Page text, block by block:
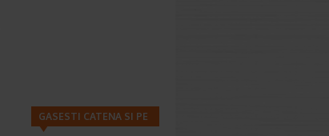
GASESTI CATENA SI PE